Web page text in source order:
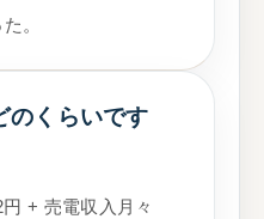
。
のくらいです
+ 売電収入月々